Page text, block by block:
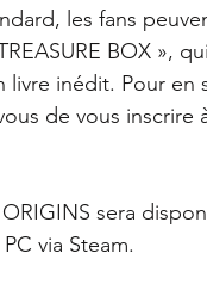
les fans
BOX »,
livre inédit. Pour
de vous
ORIGINS sera
via Steam.